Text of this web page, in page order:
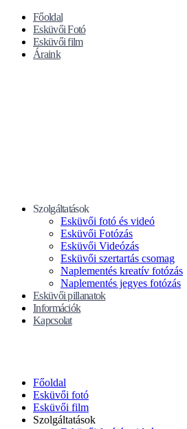
Főoldal
Esküvői Fotó
Esküvői film
Áraink
Szolgáltatások
Esküvői fotó és videó
Esküvői Fotózás
Esküvői Videózás
Esküvői szertartás csomag
Naplementés kreatív fotózás
Naplementés jegyes fotózás
Esküvői pillanatok
Információk
Kapcsolat
Főoldal
Esküvői fotó
Esküvői film
Szolgáltatások